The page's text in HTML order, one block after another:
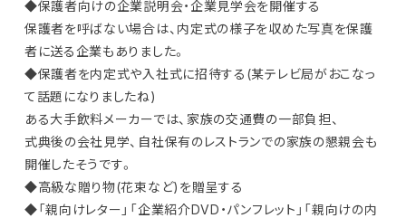
◆保護者向けの企業説明会・企業見学会を開催する
保護者を呼ばない場合は、内定式の様子を収めた写真を保護
者に送る企業もありました。
◆保護者を内定式や入社式に招待する(某テレビ局がおこなっ
て話題になりましたね)
ある大手飲料メーカーでは、家族の交通費の一部負担、
式典後の会社見学、自社保有のレストランでの家族の懇親会も
開催したそうです。
◆高級な贈り物(花束など)を贈呈する
◆「親向けレター」「企業紹介DVD・パンフレット」「親向けの内